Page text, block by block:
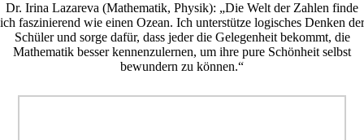
Dr. Irina Lazareva (Mathematik, Physik): „Die Welt der Zahlen finde
ich faszinierend wie einen Ozean. Ich unterstütze logisches Denken der
Schüler und sorge dafür, dass jeder die Gelegenheit bekommt, die
Mathematik besser kennenzulernen, um ihre pure Schönheit selbst
bewundern zu können.“